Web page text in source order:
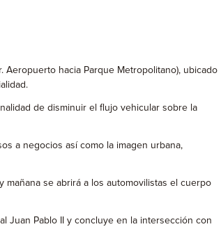
hacia Parque Metropolitano), ubicado
de disminuir el flujo vehicular sobre la
a negocios así como la imagen urbana,
se abrirá a los automovilistas el cuerpo
Juan Pablo II y concluye en la intersección con